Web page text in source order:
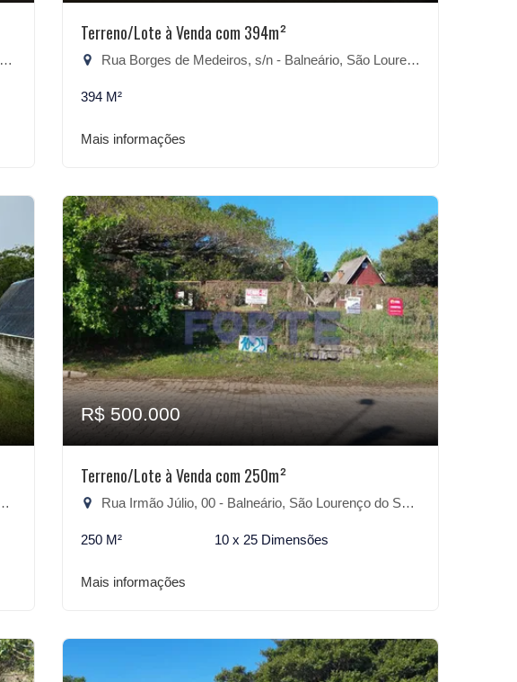
Terreno/Lote à Venda com 394m²
Rua Borges de Medeiros, s/n - Balneário, São Lourenço do Sul-RS
394 M²
Mais informações
R$ 500.000
Terreno/Lote à Venda com 250m²
Rua Irmão Júlio, 00 - Balneário, São Lourenço do Sul-RS
250 M² 10 x 25 Dimensões
Mais informações